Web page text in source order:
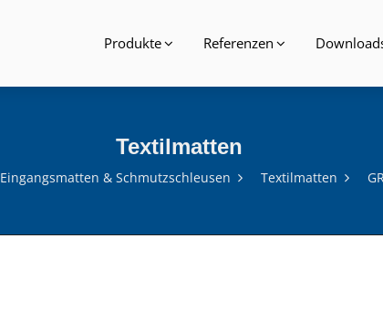
Produkte Referenzen
Textilmatten
Eingangsmatten & Schmutzschleusen Textilmatten